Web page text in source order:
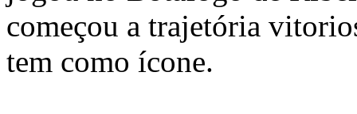
começou a trajetória
tem como ícone.